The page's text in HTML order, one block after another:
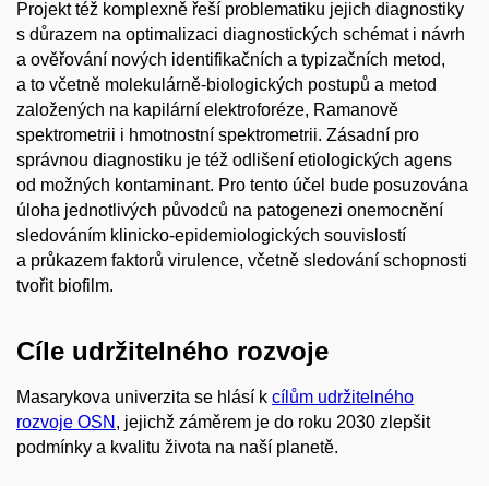
Projekt též komplexně řeší problematiku jejich diagnostiky
s důrazem na optimalizaci diagnostických schémat i návrh
a ověřování nových identifikačních a typizačních metod,
a to včetně molekulárně-biologických postupů a metod
založených na kapilární elektroforéze, Ramanově
spektrometrii i hmotnostní spektrometrii. Zásadní pro
správnou diagnostiku je též odlišení etiologických agens
od možných kontaminant. Pro tento účel bude posuzována
úloha jednotlivých původců na patogenezi onemocnění
sledováním klinicko-epidemiologických souvislostí
a průkazem faktorů virulence, včetně sledování schopnosti
tvořit biofilm.
Cíle udržitelného rozvoje
Masarykova univerzita se hlásí k cílům udržitelného
rozvoje OSN , jejichž záměrem je do roku 2030 zlepšit
podmínky a kvalitu života na naší planetě.